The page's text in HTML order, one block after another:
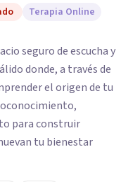
Terapia Online
seguro de escucha y
donde, a través de
el origen de tu
para construir
tu bienestar